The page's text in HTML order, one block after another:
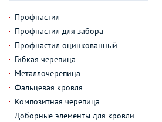
Профнастил
Профнастил для забора
Профнастил оцинкованный
Гибкая черепица
Металлочерепица
Фальцевая кровля
Композитная черепица
Доборные элементы для кровли